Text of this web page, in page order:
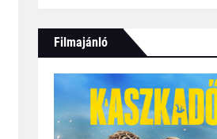
Filmajánló